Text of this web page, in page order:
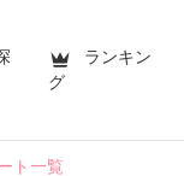
ランキン
グ
ト一覧